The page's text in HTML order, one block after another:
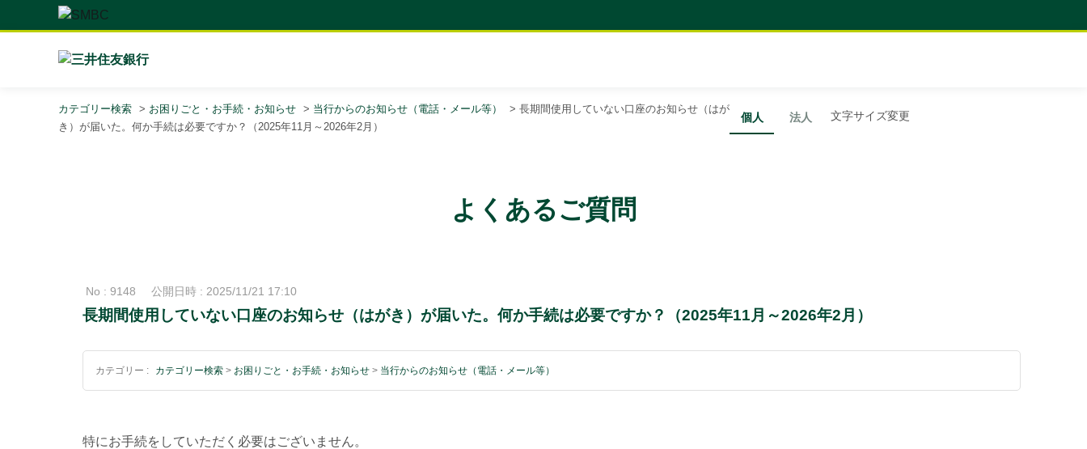
個人 法人 文字サイズ変更
カテゴリー検索 > お困りごと・お手続・お知らせ > 当行からのお知らせ（電話・メール等） > 長期間使用していない口座のお知らせ（はが
き）が届いた。何か手続は必要ですか？（2025年11月～2026年2月）
よくあるご質問
No : 9148 公開日時 : 2025/11/21 17:10
長期間使用していない口座のお知らせ（はがき）が届いた。何か手続は必要ですか？（2025年11月～2026年2月）
カテゴリー : カテゴリー検索 > お困りごと・お手続・お知らせ > 当行からのお知らせ（電話・メール等）
特にお手続をしていただく必要はございません。